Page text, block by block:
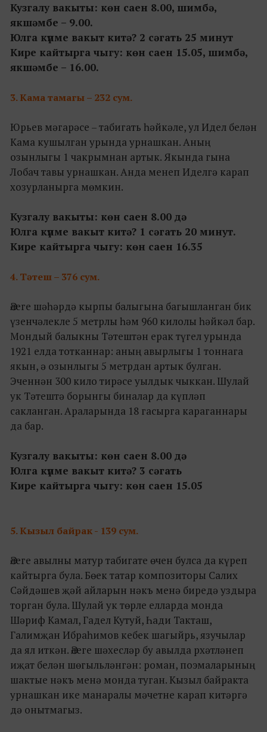
Кузгалу вакыты: көн саен 8.00, шимбә,
якшәмбе – 9.00.
Юлга күпме вакыт китә? 2 сәгать 25 минут
Кире кайтырга чыгу: көн саен 15.05, шимбә,
якшәмбе – 16.00.
3. Кама тамагы – 232 сум.
Юрьев мәгарәсе – табигать һәйкәле, ул Идел белән
Кама кушылган урында урнашкан. Аның
озынлыгы 1 чакрымнан артык. Якында гына
Лобач тавы урнашкан. Анда менеп Иделгә карап
хозурланырга мөмкин.
Кузгалу вакыты: көн саен 8.00 дә
Юлга күпме вакыт китә? 1 сәгать 20 минут.
Кире кайтырга чыгу: көн саен 16.35
4. Тәтеш – 376 сум.
Әлеге шәһәрдә кырпы балыгына багышланган бик
үзенчәлекле 5 метрлы һәм 960 килолы һәйкәл бар.
Мондый балыкны Тәтештән ерак түгел урында
1921 елда тотканнар: аның авырлыгы 1 тоннага
якын, ә озынлыгы 5 метрдан артык булган.
Эченнән 300 кило тирәсе уылдык чыккан. Шулай
ук Тәтештә борынгы биналар да күпләп
сакланган. Араларында 18 гасырга караганнары
да бар.
Кузгалу вакыты: көн саен 8.00 дә
Юлга күпме вакыт китә? 3 сәгать
Кире кайтырга чыгу: көн саен 15.05
5.Кызыл байрак - 139 сум.
Әлеге авылны матур табигате өчен булса да күреп
кайтырга була. Бөек татар композиторы Салих
Сәйдәшев җәй айларын нәкъ менә биредә уздыра
торган була. Шулай ук төрле елларда монда
Шәриф Камал, Гадел Кутуй, Һади Такташ,
Галимҗан Ибраһимов кебек шагыйрь, язучылар
да ял иткән. Әлеге шәхесләр бу авылда рхәтләнеп
иҗат белән шөгыльләнгән: роман, поэмаларының
шактые нәкъ менә монда туган. Кызыл байракта
урнашкан ике манаралы мәчетне карап китәргә
дә онытмагыз.